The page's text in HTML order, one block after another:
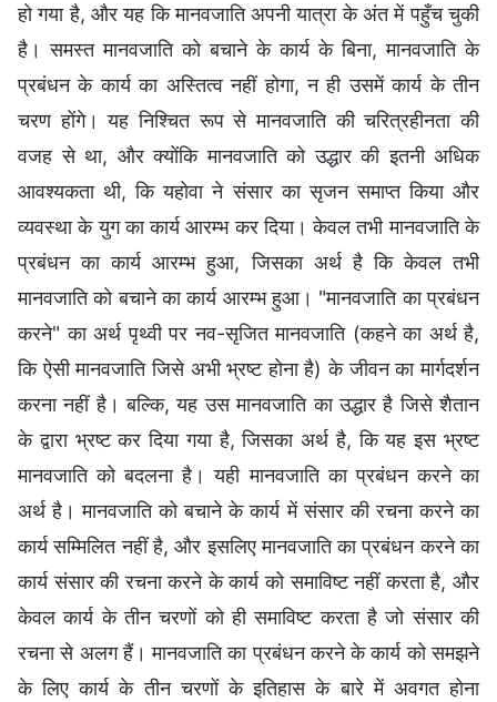
हो गया है, और यह कि मानवजाति अपनी यात्रा के अंत में पहुँच चुकी
है। समस्त मानवजाति को बचाने के कार्य के बिना, मानवजाति के
प्रबंधन के कार्य का अस्तित्व नहीं होगा, न ही उसमें कार्य के तीन
चरण होंगे। यह निश्चित रूप से मानवजाति की चरित्रहीनता की
वजह से था, और क्योंकि मानवजाति को उद्धार की इतनी अधिक
आवश्यकता थी, कि यहोवा ने संसार का सृजन समाप्त किया और
व्यवस्था के युग का कार्य आरम्भ कर दिया। केवल तभी मानवजाति के
प्रबंधन का कार्य आरम्भ हुआ, जिसका अर्थ है कि केवल तभी
मानवजाति को बचाने का कार्य आरम्भ हुआ। "मानवजाति का प्रबंधन
करने" का अर्थ पृथ्वी पर नव-सृजित मानवजाति (कहने का अर्थ है,
कि ऐसी मानवजाति जिसे अभी भ्रष्ट होना है) के जीवन का मार्गदर्शन
करना नहीं है। बल्कि, यह उस मानवजाति का उद्धार है जिसे शैतान
के द्वारा भ्रष्ट कर दिया गया है, जिसका अर्थ है, कि यह इस भ्रष्ट
मानवजाति को बदलना है। यही मानवजाति का प्रबंधन करने का
अर्थ है। मानवजाति को बचाने के कार्य में संसार की रचना करने का
कार्य सम्मिलित नहीं है, और इसलिए मानवजाति का प्रबंधन करने का
कार्य संसार की रचना करने के कार्य को समाविष्ट नहीं करता है, और
केवल कार्य के तीन चरणों को ही समाविष्ट करता है जो संसार की
रचना से अलग हैं। मानवजाति का प्रबंधन करने के कार्य को समझने
के लिए कार्य के तीन चरणों के इतिहास के बारे में अवगत होना